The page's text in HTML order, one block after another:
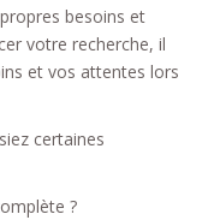
besoins et
votre recherche, il
et vos attentes lors
certaines
?